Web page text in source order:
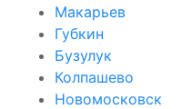
Макарьев
Губкин
Бузулук
Колпашево
Новомосковск